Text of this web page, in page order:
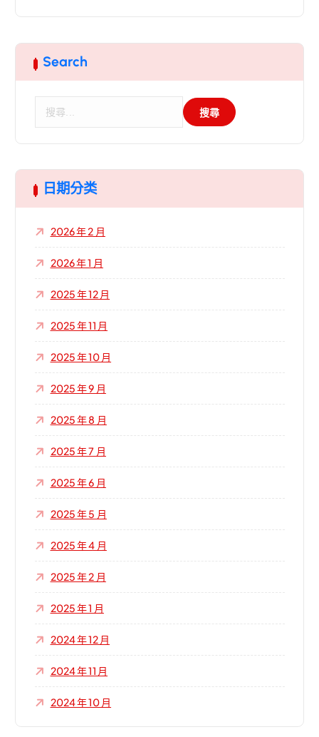
Search
字
:
日期分类
2026 年 2 月
2026 年 1 月
2025 年 12 月
2025 年 11 月
2025 年 10 月
2025 年 9 月
2025 年 8 月
2025 年 7 月
2025 年 6 月
2025 年 5 月
2025 年 4 月
2025 年 2 月
2025 年 1 月
2024 年 12 月
2024 年 11 月
2024 年 10 月